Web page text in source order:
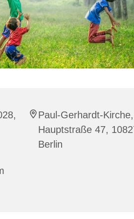
Paul-Gerhardt-Kirche,
Hauptstraße 47,
Berlin